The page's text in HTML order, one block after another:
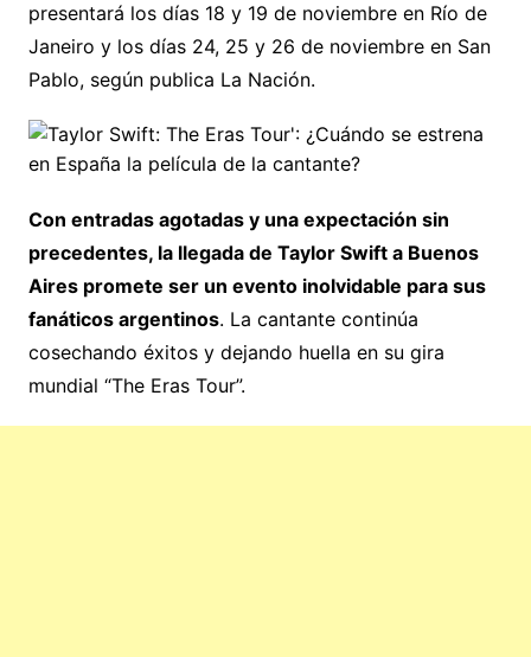
presentará los días 18 y 19 de noviembre en Río de
Janeiro y los días 24, 25 y 26 de noviembre en San
Pablo, según publica La Nación.
Con entradas agotadas y una expectación sin
precedentes, la llegada de Taylor Swift a Buenos
Aires promete ser un evento inolvidable para sus
fanáticos argentinos. La cantante continúa
cosechando éxitos y dejando huella en su gira
mundial “The Eras Tour”.